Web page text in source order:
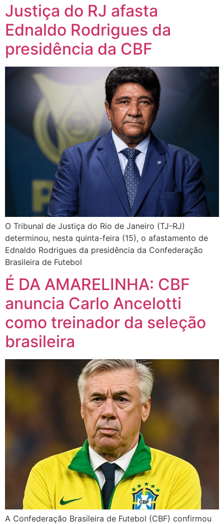
Justiça do RJ afasta
Ednaldo Rodrigues da
presidência da CBF
O Tribunal de Justiça do Rio de Janeiro (TJ-RJ)
determinou, nesta quinta-feira (15), o afastamento de
Ednaldo Rodrigues da presidência da Confederação
Brasileira de Futebol
É DA AMARELINHA: CBF
anuncia Carlo Ancelotti
como treinador da seleção
brasileira
A Confederação Brasileira de Futebol (CBF) confirmou